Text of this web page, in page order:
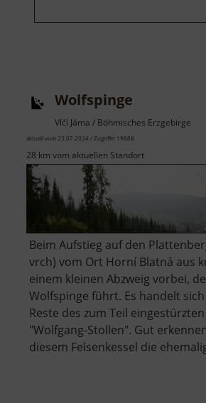
Wolfspinge
Vlčí Jáma / Böhmisches Erzgebirge
aktuell vom 23.07.2024 / Zugriffe: 19888
28 km vom aktuellen Standort
Beim Aufstieg auf den
vrch) vom Ort Horní Blatná aus
einem kleinen Abzweig vorbei,
Wolfspinge führt. Es handelt
Reste des zum Teil
"Wolfgang-Stollen". Gut
diesem Felsenkessel die